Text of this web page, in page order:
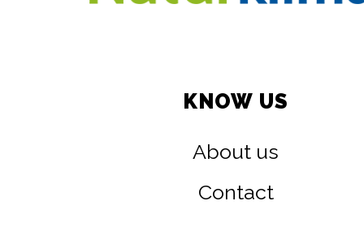
KNOW US
About us
Contact